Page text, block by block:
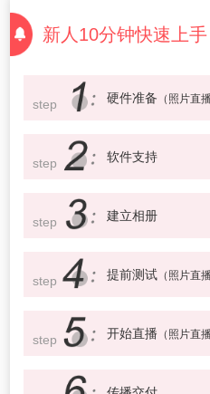
新人10分钟快速上手
step 硬件准备 （照片直
step 软件支持
step 建立相册
step 提前测试 （照片直
step 开始直播 （照片直